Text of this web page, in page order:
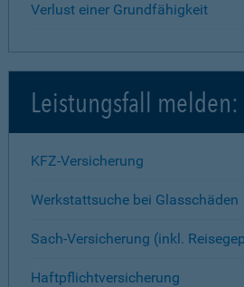
Verlust einer Grundfähigkeit
Leistungsfall melden:
KFZ-Versicherung
Werkstattsuche bei Glasschäden
Sach-Versicherung (inkl.
Haftpflichtversicherung